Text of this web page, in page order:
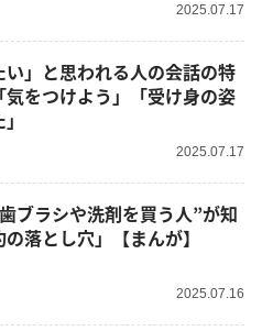
2025.07.17
い」と思われる人の会話の特
をつけよう」「受け身の姿
2025.07.17
ブラシや洗剤を買う人”が知
落とし穴」【まんが】
2025.07.16